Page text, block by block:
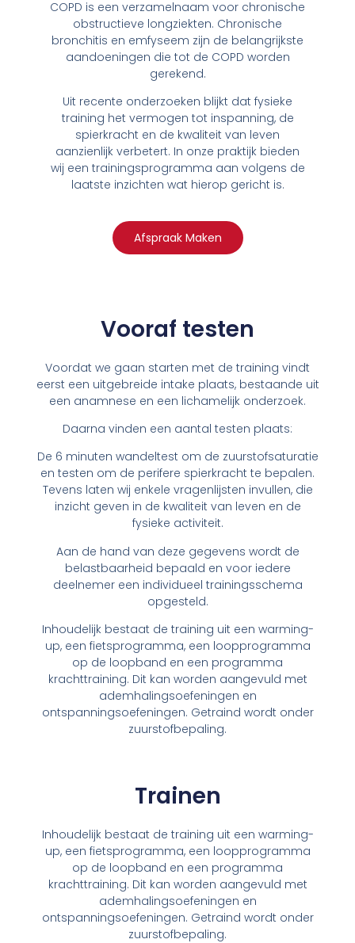
COPD is een verzamelnaam voor chronische
obstructieve longziekten. Chronische
bronchitis en emfyseem zijn de belangrijkste
aandoeningen die tot de COPD worden
gerekend.
Uit recente onderzoeken blijkt dat fysieke
training het vermogen tot inspanning, de
spierkracht en de kwaliteit van leven
aanzienlijk verbetert. In onze praktijk bieden
wij een trainingsprogramma aan volgens de
laatste inzichten wat hierop gericht is.
Afspraak Maken
Vooraf testen
Voordat we gaan starten met de training vindt
eerst een uitgebreide intake plaats, bestaande uit
een anamnese en een lichamelijk onderzoek.
Daarna vinden een aantal testen plaats:
De 6 minuten wandeltest om de zuurstofsaturatie
en testen om de perifere spierkracht te bepalen.
Tevens laten wij enkele vragenlijsten invullen, die
inzicht geven in de kwaliteit van leven en de
fysieke activiteit.
Aan de hand van deze gegevens wordt de
belastbaarheid bepaald en voor iedere
deelnemer een individueel trainingsschema
opgesteld.
Inhoudelijk bestaat de training uit een warming-
up, een fietsprogramma, een loopprogramma
op de loopband en een programma
krachttraining. Dit kan worden aangevuld met
ademhalingsoefeningen en
ontspanningsoefeningen. Getraind wordt onder
zuurstofbepaling.
Trainen
Inhoudelijk bestaat de training uit een warming-
up, een fietsprogramma, een loopprogramma
op de loopband en een programma
krachttraining. Dit kan worden aangevuld met
ademhalingsoefeningen en
ontspanningsoefeningen. Getraind wordt onder
zuurstofbepaling.